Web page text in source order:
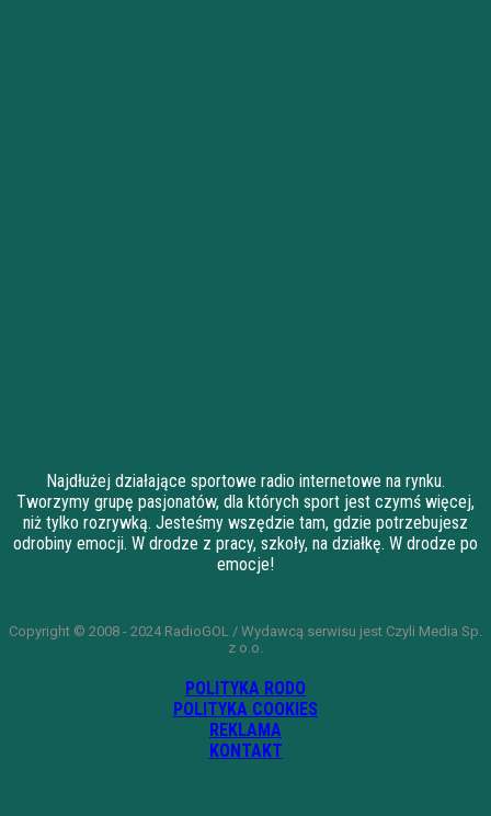
Najdłużej działające sportowe radio internetowe na rynku.
Tworzymy grupę pasjonatów, dla których sport jest czymś więcej,
niż tylko rozrywką. Jesteśmy wszędzie tam, gdzie potrzebujesz
odrobiny emocji. W drodze z pracy, szkoły, na działkę. W drodze po
emocje!
Copyright © 2008 - 2024 RadioGOL / Wydawcą serwisu jest Czyli Media Sp.
z o.o.
POLITYKA RODO
POLITYKA COOKIES
REKLAMA
KONTAKT